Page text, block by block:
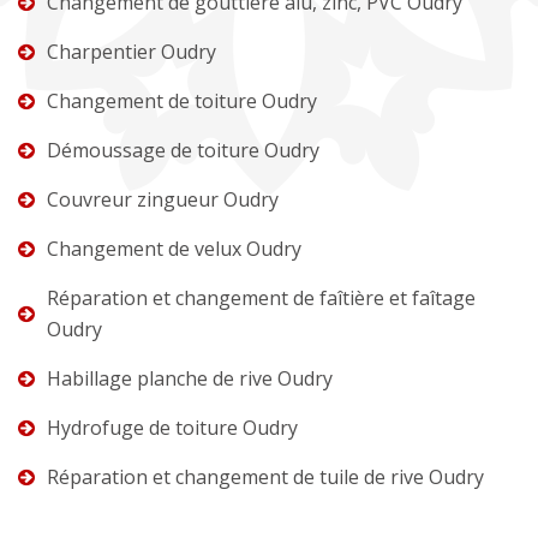
Charpentier Oudry
Changement de toiture Oudry
Démoussage de toiture Oudry
Couvreur zingueur Oudry
Changement de velux Oudry
Réparation et changement de faîtière et faîtage
Oudry
Habillage planche de rive Oudry
Hydrofuge de toiture Oudry
Réparation et changement de tuile de rive Oudry